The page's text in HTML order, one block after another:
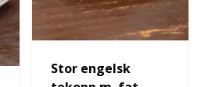
Stor engelsk